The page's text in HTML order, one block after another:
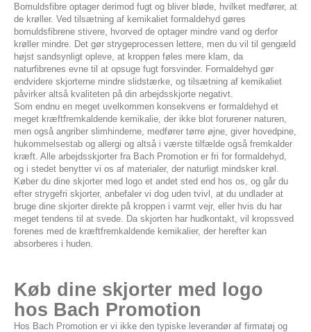
Bomuldsfibre optager derimod fugt og bliver bløde, hvilket medfører, at
de krøller. Ved tilsætning af kemikaliet formaldehyd gøres
bomuldsfibrene stivere, hvorved de optager mindre vand og derfor
krøller mindre. Det gør strygeprocessen lettere, men du vil til gengæld
højst sandsynligt opleve, at kroppen føles mere klam, da
naturfibrenes evne til at opsuge fugt forsvinder. Formaldehyd gør
endvidere skjorterne mindre slidstærke, og tilsætning af kemikaliet
påvirker altså kvaliteten på din arbejdsskjorte negativt.
Som endnu en meget uvelkommen konsekvens er formaldehyd et
meget kræftfremkaldende kemikalie, der ikke blot forurener naturen,
men også angriber slimhinderne, medfører tørre øjne, giver hovedpine,
hukommelsestab og allergi og altså i værste tilfælde også fremkalder
kræft. Alle arbejdsskjorter fra Bach Promotion er fri for formaldehyd,
og i stedet benytter vi os af materialer, der naturligt mindsker krøl.
Køber du dine skjorter med logo et andet sted end hos os, og går du
efter strygefri skjorter, anbefaler vi dog uden tvivl, at du undlader at
bruge dine skjorter direkte på kroppen i varmt vejr, eller hvis du har
meget tendens til at svede. Da skjorten har hudkontakt, vil kropssved
forenes med de kræftfremkaldende kemikalier, der herefter kan
absorberes i huden.
Køb dine skjorter med logo
hos Bach Promotion
Hos Bach Promotion er vi ikke den typiske leverandør af firmatøj og